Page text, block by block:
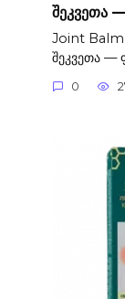
შეკვეთა
Joint Balm
შეკვეთა —
0